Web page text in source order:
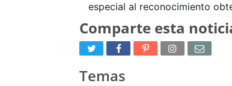
especial al reconocimiento
Comparte esta
Temas